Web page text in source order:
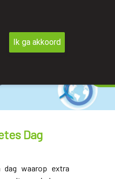
04
Dag
dag waarop extra
Ik ga akkoord